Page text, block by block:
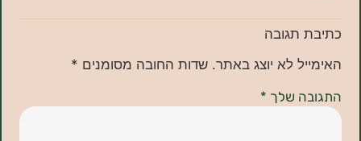
תגובה
לא יוצג באתר. שדות החובה מסומנים *
שלך*